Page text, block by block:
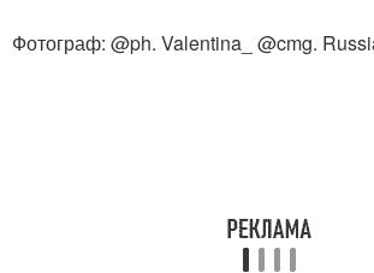
Фотограф: @ph. Valentina_ @cmg.